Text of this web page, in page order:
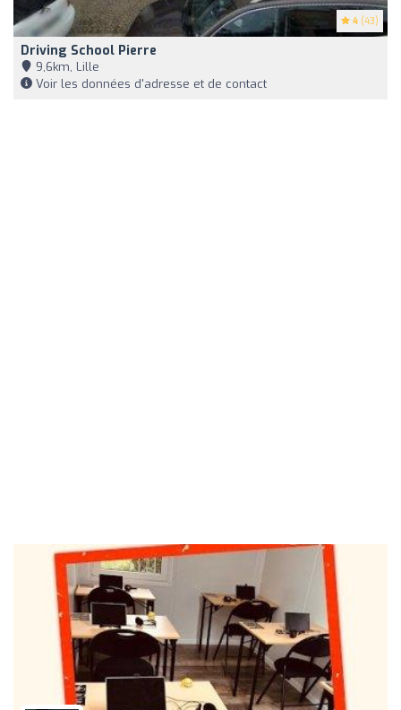
4 (43)
Driving School Pierre
9,6km, Lille
Voir les données d'adresse et de contact